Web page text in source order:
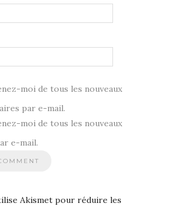
moi de tous les nouveaux
par e-mail.
moi de tous les nouveaux
e-mail.
Akismet pour réduire les